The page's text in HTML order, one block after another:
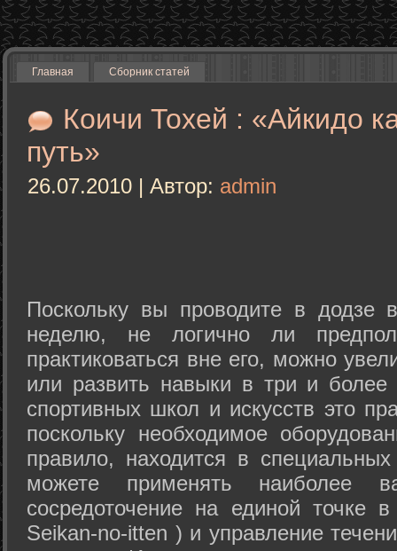
Главная Сборник статей
Коичи Тохей : «Айкидо
путь»
26.07.2010 | Автор: admin
Поскольку вы проводите в додзе
неделю, не логично ли
практиковаться вне его, можно
или развить навыки в три и
спортивных школ и искусств это
поскольку необходимое
правило, находится в
можете применять наиболее
сосредоточение на единой точке
Seikan-­no-­itten ) и управление